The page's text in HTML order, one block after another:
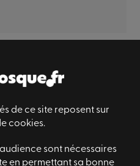
de ce site reposent sur
cookies.
sont nécessaires
en permettant sa bonne
Des questions ?